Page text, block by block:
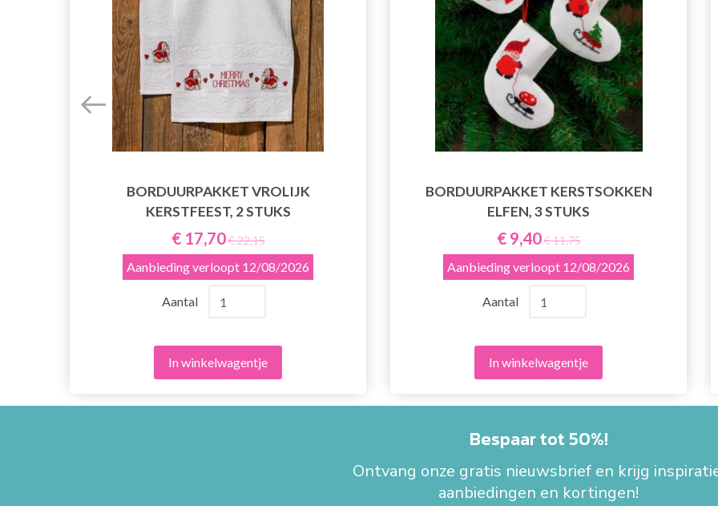
BORDUURPAKKET VROLIJK
KERSTFEEST, 2 STUKS
€ 17,70€ 22,15
Aanbieding verloopt 12/08/2026
Aantal
In winkelwagentje
BORDUURPAKKET KERSTSOKKEN
ELFEN, 3 STUKS
€ 9,40€ 11,75
Aanbieding verloopt 12/08/2026
Aantal
In winkelwagentje
Bespaar tot 50%!
Ontvang onze gratis nieuwsbrief en krijg
aanbiedingen en kortingen!